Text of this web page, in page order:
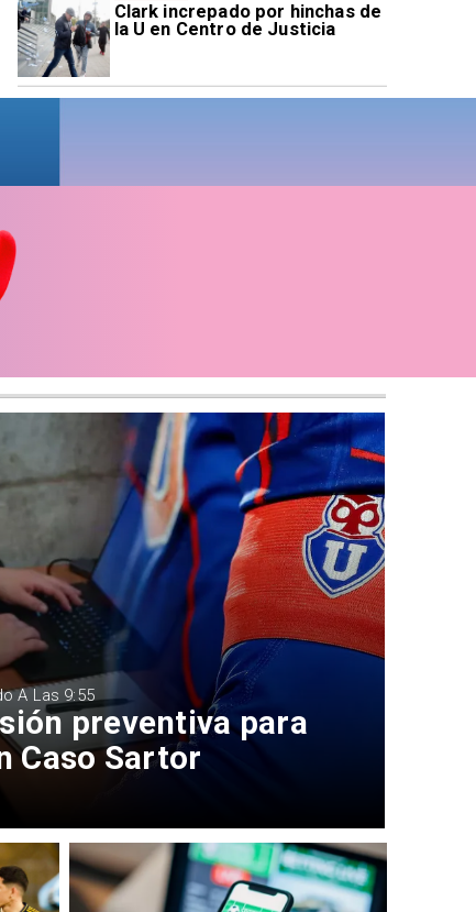
Clark increpado por hinchas de
la U en Centro de Justicia
preventiva para
Caso Sartor
A Las 9:55